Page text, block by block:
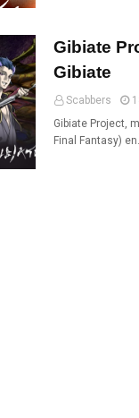
Gibiate
Gibiate
Scabbers
Gibiate Project,
Final Fantasy)